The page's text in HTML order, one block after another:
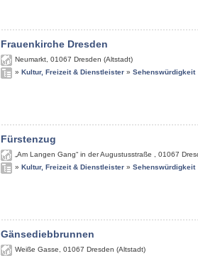
Frauenkirche Dresden
Neumarkt 01067 Dresden (Altstadt)
» Kultur, Freizeit & Dienstleister » Sehenswürdigkeit
Fürstenzug
„Am Langen Gang“ in der Augustusstraße 01067
» Kultur, Freizeit & Dienstleister » Sehenswürdigkeit
Gänsediebbrunnen
Weiße Gasse 01067 Dresden (Altstadt)